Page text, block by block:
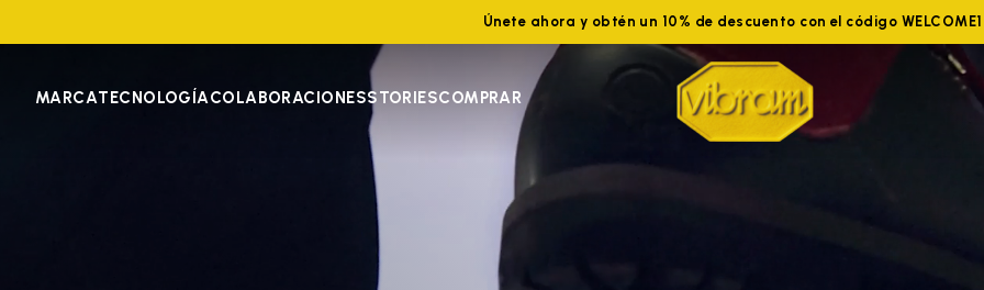
Únete ahora y obtén un 10% de descuento con el código
MARCATECNOLOGÍACOLABORACIONESSTORIESCOMPRAR